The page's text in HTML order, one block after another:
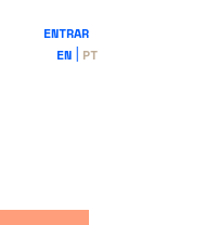
ENTRAR
EN
PT